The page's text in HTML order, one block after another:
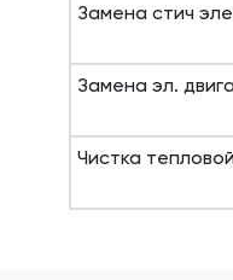
Замена стич
Замена эл.
Чистка